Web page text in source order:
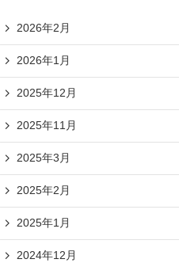
2026年2月
2026年1月
2025年12月
2025年11月
2025年3月
2025年2月
2025年1月
2024年12月